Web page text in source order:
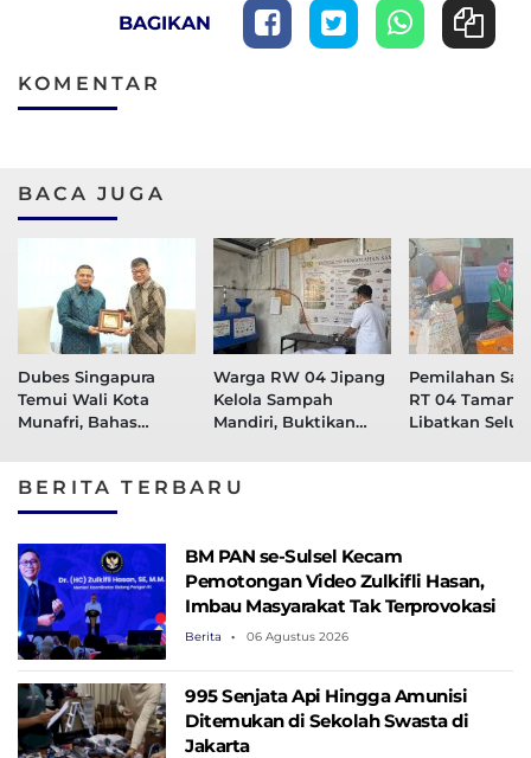
BAGIKAN
KOMENTAR
BACA JUGA
Dubes Singapura
Temui Wali Kota
Munafri, Bahas
Masyarakat
Warga RW 04 Jipang
Kelola Sampah
Mandiri, Buktikan
Pemilahan
RT 04
Libatkan
BERITA TERBARU
BM PAN se-Sulsel Kecam
Pemotongan Video Zulkifli Hasan,
Imbau Masyarakat Tak Terprovokasi
Berita 06 Agustus 2026
995 Senjata Api Hingga Amunisi
Ditemukan di Sekolah Swasta di
Jakarta